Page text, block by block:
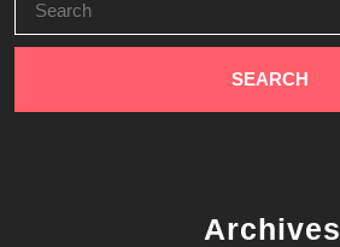
for:
Archives